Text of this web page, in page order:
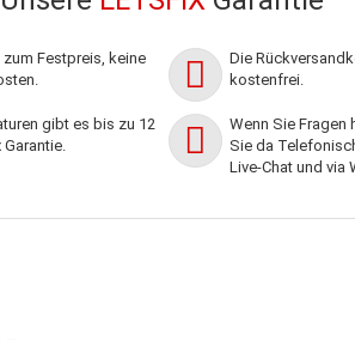
zum Festpreis, keine
Die
kostenfrei.
gibt es bis zu 12
Wenn Sie Fragen
Sie da
Live-Chat und via